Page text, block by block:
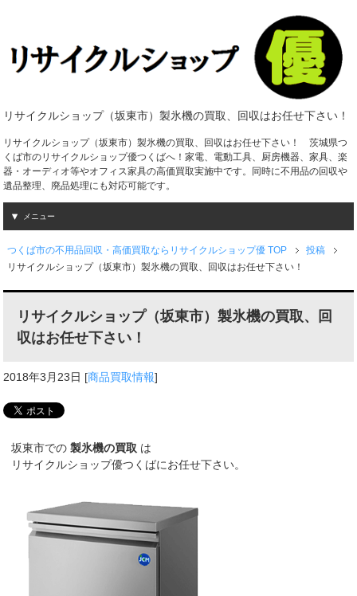
リサイクルショップ（坂東市）製氷機の買取、回収はお任せ下さい！
リサイクルショップ（坂東市）製氷機の買取、回収はお任せ下さい！ 茨城県つ
くば市のリサイクルショップ優つくばへ！家電、電動工具、厨房機器、家具、楽
器・オーディオ等やオフィス家具の高価買取実施中です。同時に不用品の回収や
遺品整理、廃品処理にも対応可能です。
メニュー
つくば市の不用品回収・高価買取ならリサイクルショップ優 TOP
投稿
リサイクルショップ（坂東市）製氷機の買取、回収はお任せ下さい！
リサイクルショップ（坂東市）製氷機の買取、回
収はお任せ下さい！
2018年3月23日 [商品買取情報]
坂東市での 製氷機の買取 は
リサイクルショップ優つくばにお任せ下さい。